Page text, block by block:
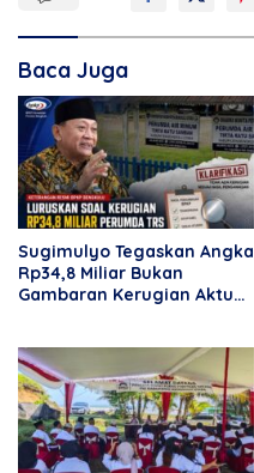
Baca Juga
Sugimulyo Tegaskan Angka
Rp34,8 Miliar Bukan
Gambaran Kerugian Aktual